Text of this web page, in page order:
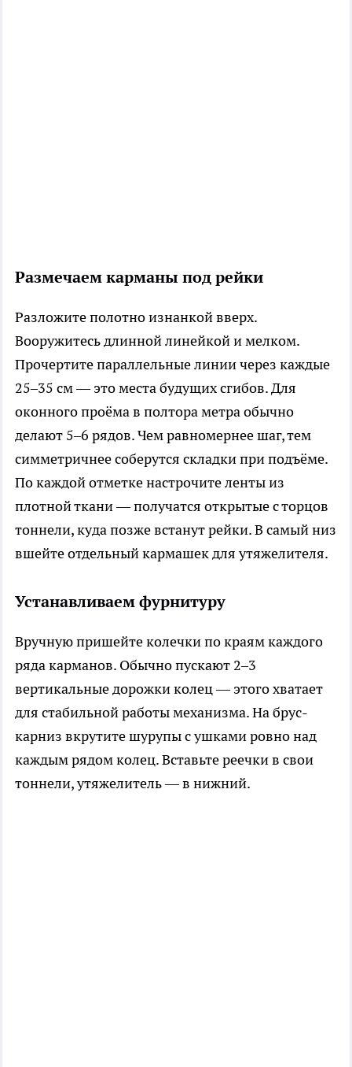
Размечаем карманы под рейки
Разложите полотно изнанкой вверх.
Вооружитесь длинной линейкой и мелком.
Прочертите параллельные линии через каждые
25–35 см — это места будущих сгибов. Для
оконного проёма в полтора метра обычно
делают 5–6 рядов. Чем равномернее шаг, тем
симметричнее соберутся складки при подъёме.
По каждой отметке настрочите ленты из
плотной ткани — получатся открытые с торцов
тоннели, куда позже встанут рейки. В самый низ
вшейте отдельный кармашек для утяжелителя.
Устанавливаем фурнитуру
Вручную пришейте колечки по краям каждого
ряда карманов. Обычно пускают 2–3
вертикальные дорожки колец — этого хватает
для стабильной работы механизма. На брус-
карниз вкрутите шурупы с ушками ровно над
каждым рядом колец. Вставьте реечки в свои
тоннели, утяжелитель — в нижний.